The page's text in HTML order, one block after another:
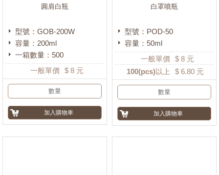
圓肩白瓶
型號：GOB-200W
容量：200ml
一箱數量：500
一般單價 $ 8 元
白罩噴瓶
型號：POD-50
容量：50ml
一般單價 $ 8 元
100(pcs)以上 $ 6.80 元
銀線白蓋
掀蓋
(212)
按壓蓋
砲塔蓋
(100)
金銀K膠蓋
噴頭
(1154)
壓頭
(1692)
噴槍頭
(100)